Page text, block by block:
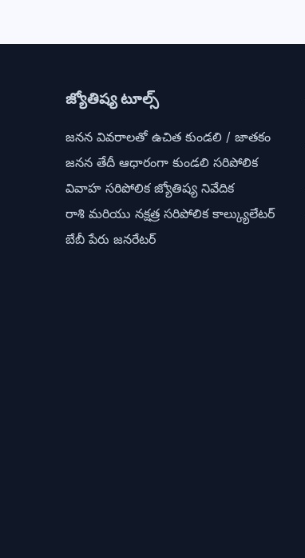
జ్యోతిష్య టూల్స్
జనన వివరాలతో ఉచిత కుండలి / జాతకం
జనన తేదీ ఆధారంగా కుండలి సరిపోలిక
వివాహ సరిపోలిక జ్యోతిష్య నివేదిక
రాశి మరియు నక్షత్ర సరిపోలిక కాల్క్యులేటర్
బేబీ పేరు జనరేటర్